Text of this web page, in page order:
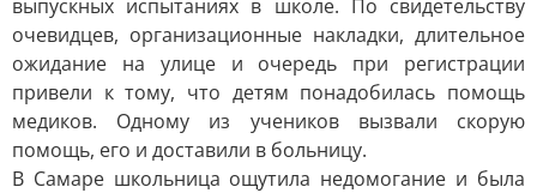
выпускных испытаниях в школе. По свидетельству
очевидцев, организационные накладки, длительное
ожидание на улице и очередь при регистрации
привели к тому, что детям понадобилась помощь
медиков. Одному из учеников вызвали скорую
помощь, его и доставили в больницу.
В Самаре школьница ощутила недомогание и была